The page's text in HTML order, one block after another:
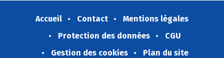
Accueil Contact
Mentions légales
Protection des données
CGU
Gestion des cookies
Plan du site